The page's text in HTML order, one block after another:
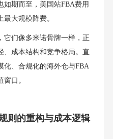
如期而至，美国站FBA费用
大规模降费。
它们像多米诺骨牌一样，正
、成本结构和竞争格局。直
化、合规化的海外仓与FBA
口。
则的重构与成本逻辑